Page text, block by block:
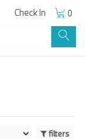
Check In 0
filters